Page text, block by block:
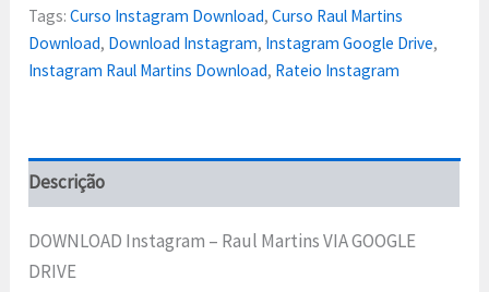
Tags:Curso Instagram Download,Curso Raul Martins
Download, Download Instagram, Instagram Google Drive,
Instagram Raul Martins Download, Rateio Instagram
Descrição
DOWNLOAD Instagram – Raul Martins VIA GOOGLE
DRIVE